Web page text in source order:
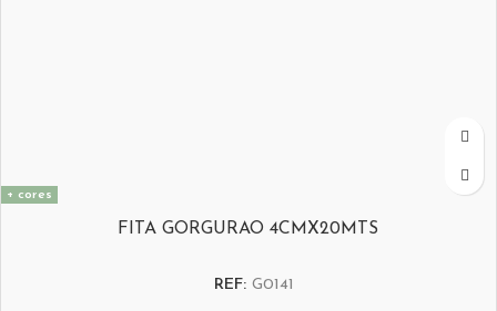
+ cores
FITA GORGURAO 4CMX20MTS
REF: G0141